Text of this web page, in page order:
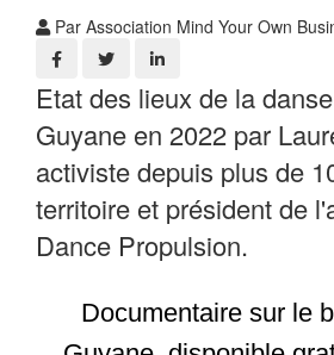
Par Association Mind Your Own
Etat des lieux de la
Guyane en 2022 par
activiste depuis plus de
territoire et président de
Dance Propulsion.
Documentaire sur le